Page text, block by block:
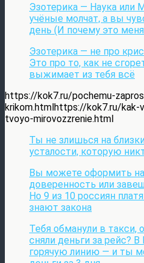
Эзотерика — Наука или
учёные молчат, а вы
день (И почему это
Эзотерика — не про
Это про то, как не
выжимает из тебя всё
https://kok7.ru/pochemu-
krikom.htmlhttps://kok7.ru/kak-
tvoyo-mirovozzrenie.html
Ты не злишься на
усталости, которую
Вы можете оформить
доверенность или
Но 9 из 10 россиян
знают закона
Тебя обманули в такси,
сняли деньги за рейс?
горячую линию — и ты